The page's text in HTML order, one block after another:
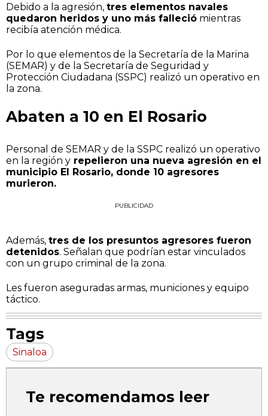
Debido a la agresión, tres elementos navales
quedaron heridos y uno más falleció mientras
recibía atención médica.
Por lo que elementos de la Secretaría de la Marina
(SEMAR) y de la Secretaría de Seguridad y
Protección Ciudadana (SSPC) realizó un operativo en
la zona.
Abaten a 10 en El Rosario
Personal de SEMAR y de la SSPC realizó un operativo
en la región y repelieron una nueva agresión en el
municipio El Rosario, donde 10 agresores
murieron.
PUBLICIDAD
Además, tres de los presuntos agresores fueron
detenidos. Señalan que podrían estar vinculados
con un grupo criminal de la zona.
Les fueron aseguradas armas, municiones y equipo
táctico.
Tags
Sinaloa
Te recomendamos leer